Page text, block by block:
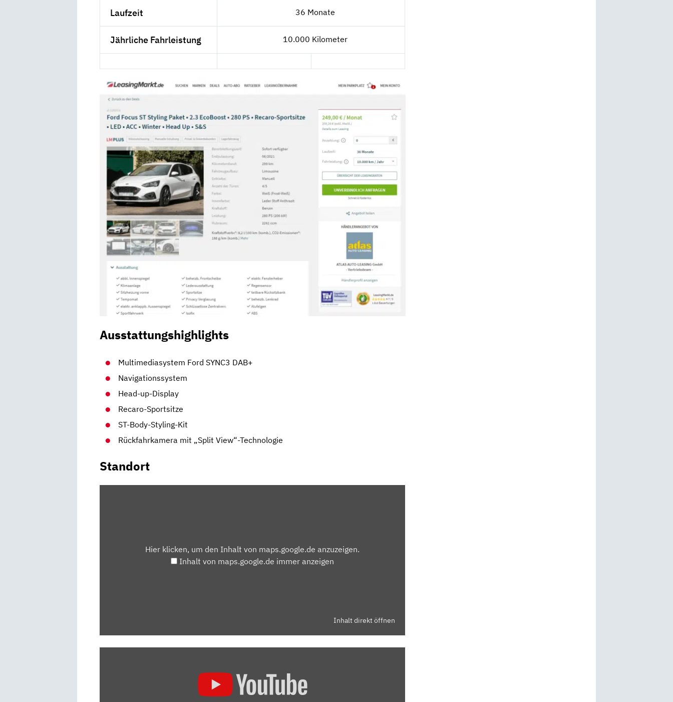
Laufzeit 36 Monate
Jährliche Fahrleistung 10.000 Kilometer
Ausstattungshighlights
Multimediasystem Ford SYNC3 DAB+
Navigationssystem
Head-up-Display
Recaro-Sportsitze
ST-Body-Styling-Kit
Rückfahrkamera mit „Split View“-Technologie
Standort
Hier klicken, um den Inhalt von maps.google.de anzuzeigen.
Inhalt von maps.google.de immer anzeigen
Inhalt direkt öffnen